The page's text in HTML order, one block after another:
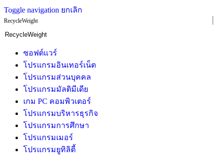
Toggle navigation ยกเลิก
RecycleWeight
ซอฟต์แวร์
โปรแกรมอินเทอร์เน็ต
โปรแกรมส่วนบุคคล
โปรแกรมมัลติมีเดีย
เกม PC คอมพิวเตอร์
โปรแกรมบริหารธุรกิจ
โปรแกรมการศึกษา
โปรแกรมเมอร์
โปรแกรมยูทิลิตี้